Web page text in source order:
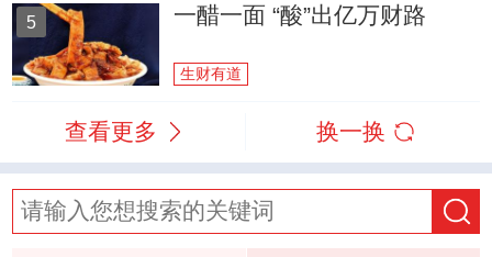
5 一醋一面 “酸”出亿万财路
生财有道
查看更多 换一换